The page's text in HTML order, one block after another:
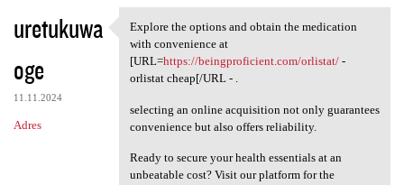
uretukuwa
oge
11.11.2024
Adres
Explore the options and
Explore the options and obtain the medication
with convenience at
[URL=https://beingproficient.com/orlistat/-
orlistat cheap[/URL - .
selecting an online acquisition not only guarantees
convenience but also offers reliability.
Ready to secure your health essentials at an
unbeatable cost? Visit our platform for the